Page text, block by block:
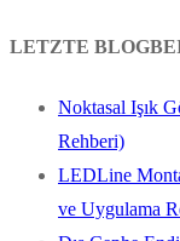
LETZTE
Noktasal Işık
Rehberi)
LEDLine
ve Uygulama